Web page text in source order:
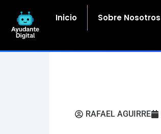
contenido
Inicio Sobre Nosotros
RAFAEL AGUIRRE